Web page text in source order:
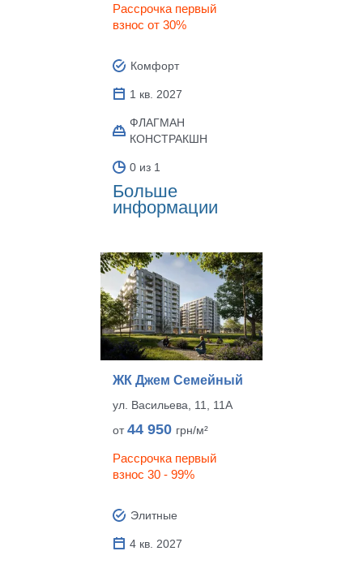
Рассрочка первый
взнос от 30%
Комфорт
1 кв. 2027
ФЛАГМАН
КОНСТРАКШН
0 из 1
Больше
информации
ЖК Джем Семейный
ул. Васильева, 11, 11А
от44 950 грн/м²
Рассрочка первый
взнос 30 - 99%
Элитные
4 кв. 2027